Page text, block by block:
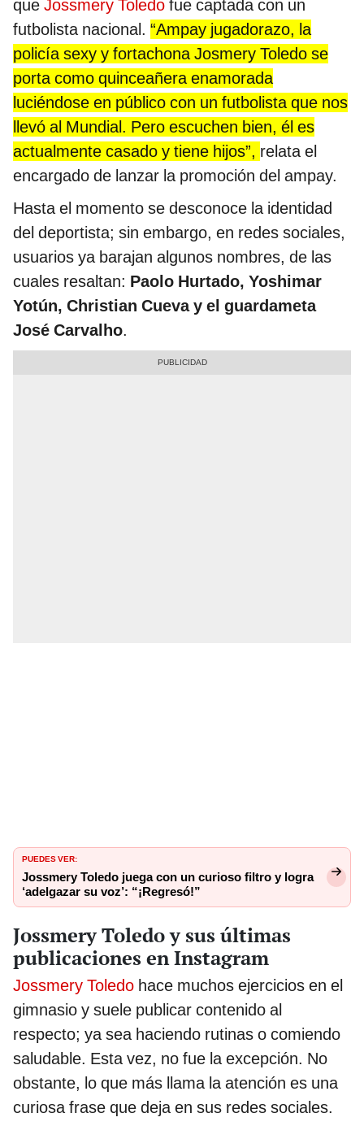
que Jossmery Toledo fue captada con un
futbolista nacional. “Ampay jugadorazo, la
policía sexy y fortachona Josmery Toledo se
porta como quinceañera enamorada
luciéndose en público con un futbolista que nos
llevó al Mundial. Pero escuchen bien, él es
actualmente casado y tiene hijos”, relata el
encargado de lanzar la promoción del ampay.
Hasta el momento se desconoce la identidad
del deportista; sin embargo, en redes sociales,
usuarios ya barajan algunos nombres, de las
cuales resaltan: Paolo Hurtado, Yoshimar
Yotún, Christian Cueva y el guardameta
José Carvalho.
PUEDES VER:
Jossmery Toledo juega con un curioso filtro y logra
‘adelgazar su voz’: “¡Regresó!”
Jossmery Toledo y sus últimas
publicaciones en Instagram
Jossmery Toledo hace muchos ejercicios en el
gimnasio y suele publicar contenido al
respecto; ya sea haciendo rutinas o comiendo
saludable. Esta vez, no fue la excepción. No
obstante, lo que más llama la atención es una
curiosa frase que deja en sus redes sociales.